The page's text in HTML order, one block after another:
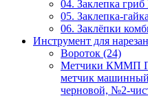
04. Заклепка
05. Заклепка-
06. Заклёпки
Инструмент для
Вороток (24)
Метчики КММП
метчик
черновой, №2-